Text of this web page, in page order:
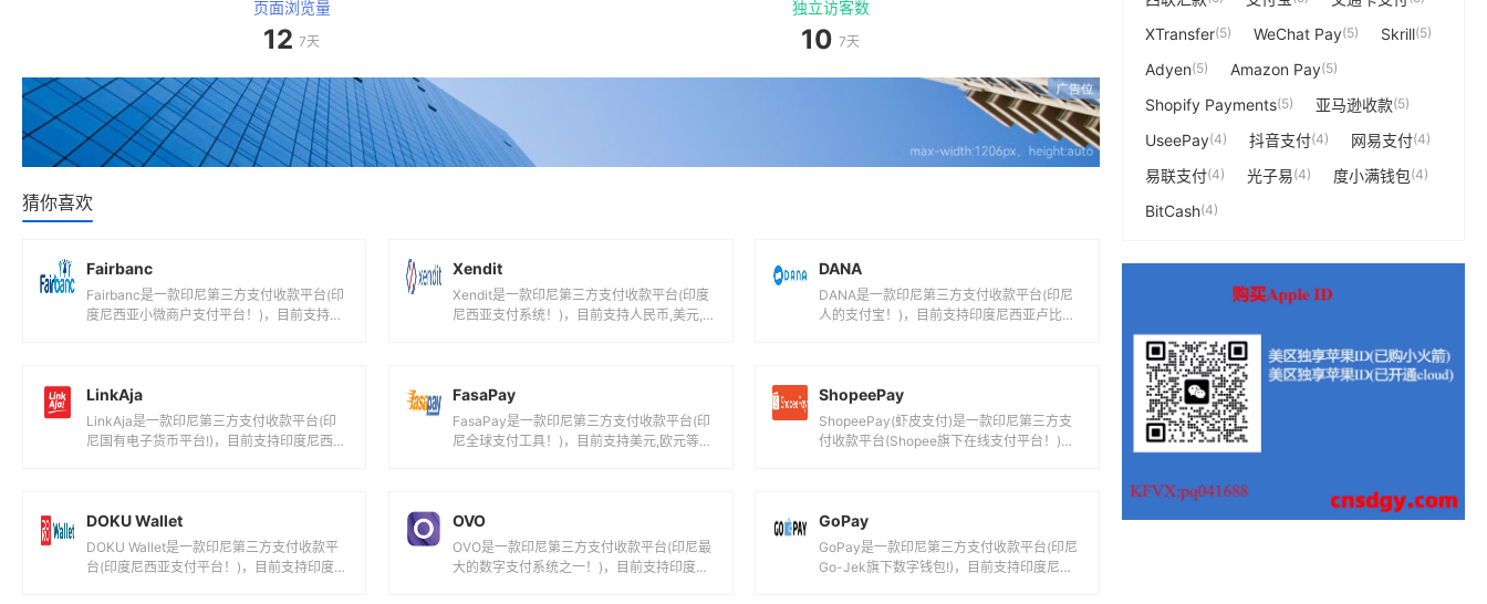
页面浏览量
12 7天
独立访客数
10 7天
猜你喜欢
Fairbanc
Fairbanc是一款印尼第三方支付收款平台(印
度尼西亚小微商户支付平台！)，目前支持印
Xendit
Xendit是一款印尼第三方支付收款平台(印度
尼西亚支付系统！)，目前支持人民币,美元,
DANA
DANA是一款印尼第三方支付收款平台(印尼
人的支付宝！)，目前支持印度尼西亚卢比等
LinkAja
LinkAja是一款印尼第三方支付收款平台(印
尼国有电子货币平台!)，目前支持印度尼西亚
FasaPay
FasaPay是一款印尼第三方支付收款平台(印
尼全球支付工具！)，目前支持美元,欧元等国
ShopeePay
ShopeePay(虾皮支付)是一款印尼第三方支
付收款平台(Shopee旗下在线支付平台！)，
DOKU Wallet
DOKU Wallet是一款印尼第三方支付收款平
台(印度尼西亚支付平台！)，目前支持印度尼
OVO
OVO是一款印尼第三方支付收款平台(印尼最
大的数字支付系统之一！)，目前支持印度尼
GoPay
GoPay是一款印尼第三方支付收款平台(印尼
Go-Jek旗下数字钱包!)，目前支持印度尼西
XTransfer(5) WeChat Pay(5) Skrill(5)
Adyen(5) Amazon Pay(5)
Shopify Payments(5) 亚马逊收款(5)
UseePay(4) 抖音支付(4) 网易支付(4)
易联支付(4) 光子易(4) 度小满钱包(4)
BitCash(4)